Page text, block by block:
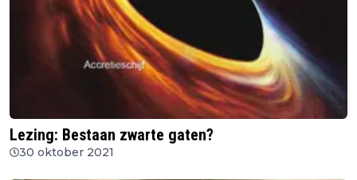
Lezing: Bestaan zwarte gaten?
30 oktober 2021